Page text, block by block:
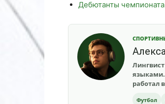
Дебютанты
языками.
работал
Футбол